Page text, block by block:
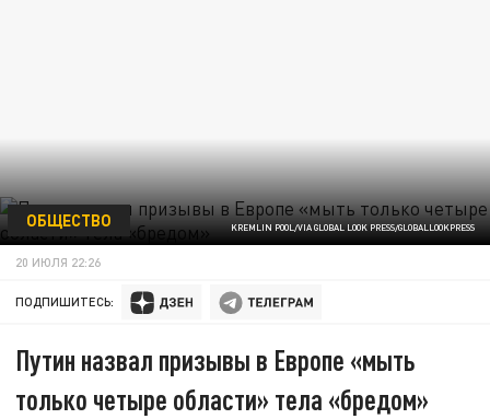
KREMLIN POOL/VIA GLOBAL LOOK PRESS/GLOBALLOOKPRESS
ОБЩЕСТВО
20 ИЮЛЯ 22:26
ПОДПИШИТЕСЬ:
Путин назвал призывы в Европе «мыть
только четыре области» тела «бредом»